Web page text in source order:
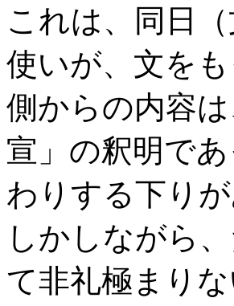
これは、同日
使いが、文を
側からの内容
宣」の釈明で
わりする下り
しかしながら
て非礼極まり